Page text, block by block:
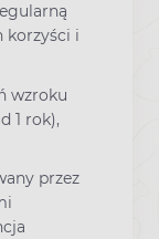
korzyści i
wzroku
1 rok),
przez